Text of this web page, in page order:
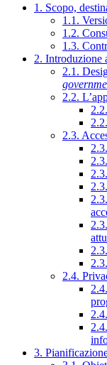
1. Scopo,
1.1.
1.2.
1.3.
2. Introduzione
2.1.
2.2.
2.3.
2.4.
3.